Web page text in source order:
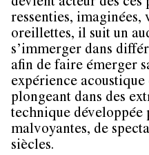
devient acteur des ces
ressenties, imaginées,
oreillettes, il suit un
s’immerger dans
afin de faire émerger
expérience
plongeant dans des
technique développée
malvoyantes, de
siècles.